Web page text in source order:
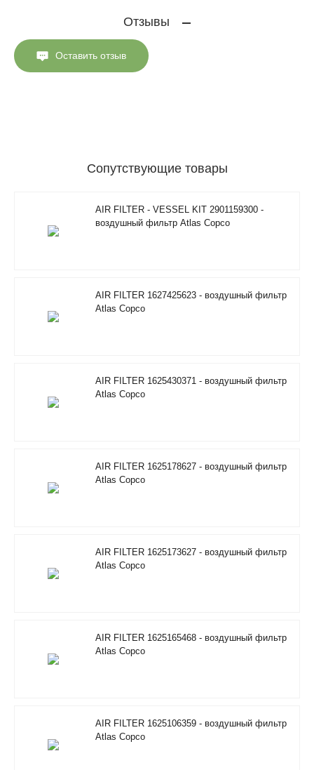
Отзывы
Оставить отзыв
Сопутствующие товары
AIR FILTER - VESSEL KIT 2901159300 -
воздушный фильтр Atlas Copco
AIR FILTER 1627425623 - воздушный фильтр
Atlas Copco
AIR FILTER 1625430371 - воздушный фильтр
Atlas Copco
AIR FILTER 1625178627 - воздушный фильтр
Atlas Copco
AIR FILTER 1625173627 - воздушный фильтр
Atlas Copco
AIR FILTER 1625165468 - воздушный фильтр
Atlas Copco
AIR FILTER 1625106359 - воздушный фильтр
Atlas Copco